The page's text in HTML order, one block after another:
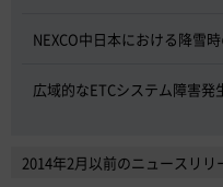
NEXCO中日本における降雪
広域的なETCシステム障害
2014年2月以前のニュースリリ